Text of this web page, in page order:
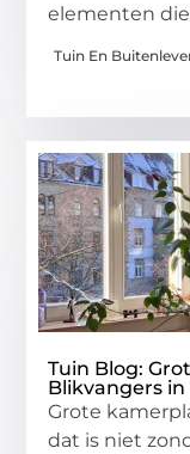
elementen die
Tuin En
Tuin Blog:
Blikvangers in
Grote
dat is niet